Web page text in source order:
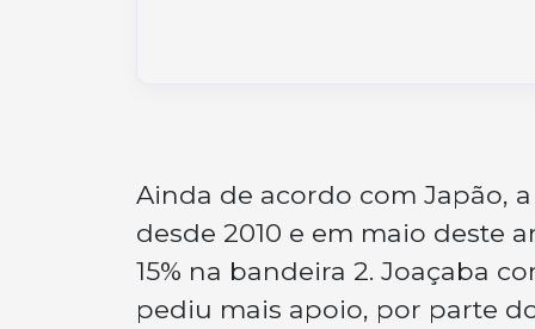
Ainda de acordo com Japão,
desde 2010 e em maio deste
15% na bandeira 2. Joaçaba
pediu mais apoio, por parte